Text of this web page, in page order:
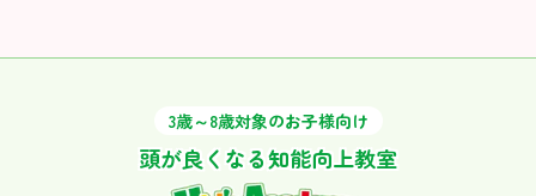
3歳～8歳対象のお子様向け
頭が良くなる知能向上教室